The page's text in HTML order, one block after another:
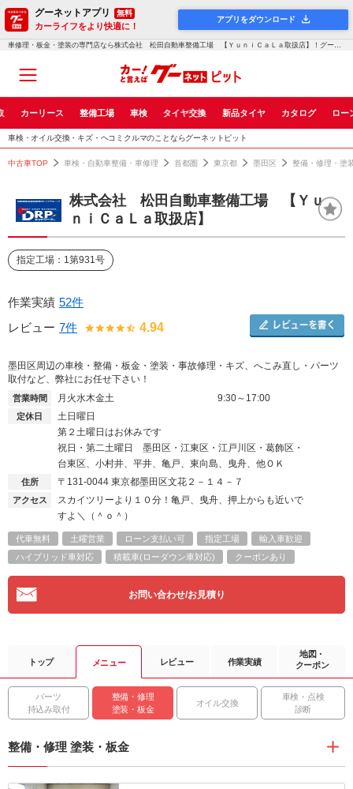
グーネットアプリ 無料
カーライフをより快適に！
アプリをダウンロード
車修理・板金・塗装の専門店なら株式会社 松田自動車整備工場 【ＹｕｎｉＣａＬａ取扱店】！グーネットピット
カーリース 整備工場 車検 タイヤ交換 新品タイヤ カタログ ロー
車検・オイル交換・キズ・ヘコミクルマのことならグーネットピット
中古車TOP 車検・自動車整備・車修理 首都圏 東京都 墨田区 整備・修理・塗
株式会社 松田自動車整備工場 【Ｙｕ
ｎｉＣａＬａ取扱店】
指定工場：1第931号
作業実績 52件
レビュー 7件 4.94
墨田区周辺の車検・整備・板金・塗装・事故修理・キズ、へこみ直し・パーツ
取付など、弊社にお任せ下さい！
営業時間 月火水木金土 9:30～17:00
定休日
土日曜日
第２土曜日はお休みです
祝日・第二土曜日 墨田区・江東区・江戸川区・葛飾区・
台東区、小村井、平井、亀戸、東向島、曳舟、他ＯＫ
住所 〒131-0044 東京都墨田区文花２－１４－７
アクセス
スカイツリーより１０分！亀戸、曳舟、押上からも近いで
すよ＼（＾ｏ＾）
代車無料 土曜営業 ローン支払い可 指定工場
輸入車歓迎
ハイブリッド車対応
積載車(ローダウン車対応) クーポンあり
お問い合わせ/お見積り
トップ メニュー レビュー 作業実績
地図・
クーポン
パーツ
持込み取付
整備・修理
塗装・板金
オイル交換
車検・点検
診断
整備・修理 塗装・板金